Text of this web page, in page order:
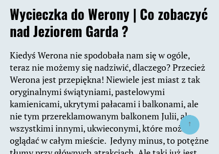
Wycieczka do Werony | Co zobaczyć
nad Jeziorem Garda ?
Kiedyś Werona nie spodobała nam się w ogóle,
teraz nie możemy się nadziwić, dlaczego? Przecież
Werona jest przepiękna! Niewiele jest miast z tak
oryginalnymi świątyniami, pastelowymi
kamienicami, ukrytymi pałacami i balkonami, ale
nie tym przereklamowanym balkonem Julii, ale
wszystkimi innymi, ukwieconymi, które można
oglądać w całym mieście. Jedyny minus, to potężne
↑